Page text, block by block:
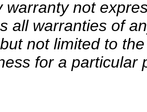
warranty not
all warranties of
not limited to
for a particular